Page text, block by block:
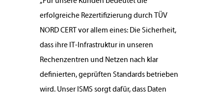
erfolgreiche Rezertifizierung durch TÜV
NORD CERT vor allem eines: Die Sicherheit,
dass ihre IT-Infrastruktur in unseren
Rechenzentren und Netzen nach klar
definierten, geprüften Standards betrieben
wird. Unser ISMS sorgt dafür, dass Daten